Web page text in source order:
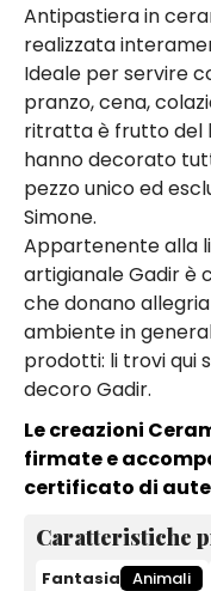
Antipastiera in
realizzata
Ideale per servire
pranzo, cena,
ritratta è frutto del
hanno decorato
pezzo unico ed
Simone.
Appartenente alla
artigianale Gadir è
che donano
ambiente in
prodotti: li trovi qui
decoro Gadir.
Le creazioni
firmate e
certificato di
Caratteristiche
Fantasia Animali